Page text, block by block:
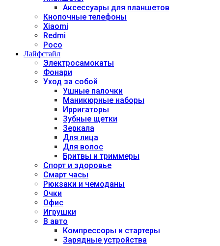
Аксессуары для планшетов
Кнопочные телефоны
Xiaomi
Redmi
Poco
Лайфстайл
Электросамокаты
Фонари
Уход за собой
Ушные палочки
Маникюрные наборы
Ирригаторы
Зубные щетки
Зеркала
Для лица
Для волос
Бритвы и триммеры
Спорт и здоровье
Смарт часы
Рюкзаки и чемоданы
Очки
Офис
Игрушки
В авто
Компрессоры и стартеры
Зарядные устройства